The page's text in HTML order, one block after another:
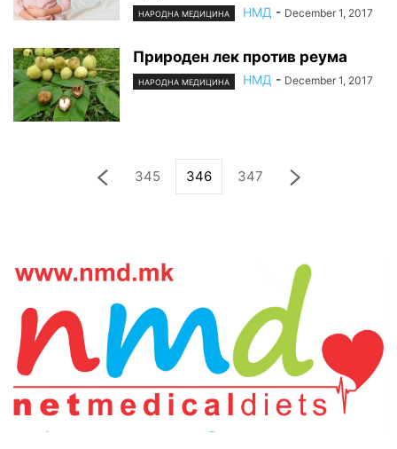
НАРОДНА МЕДИЦИНА НМД - December 1, 2017
Природен лек против реума
НАРОДНА МЕДИЦИНА НМД - December 1, 2017
345 346 347